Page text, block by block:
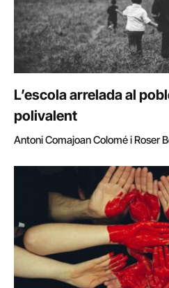
L’escola arrelada al
polivalent
Antoni Comajoan Colomé i Roser